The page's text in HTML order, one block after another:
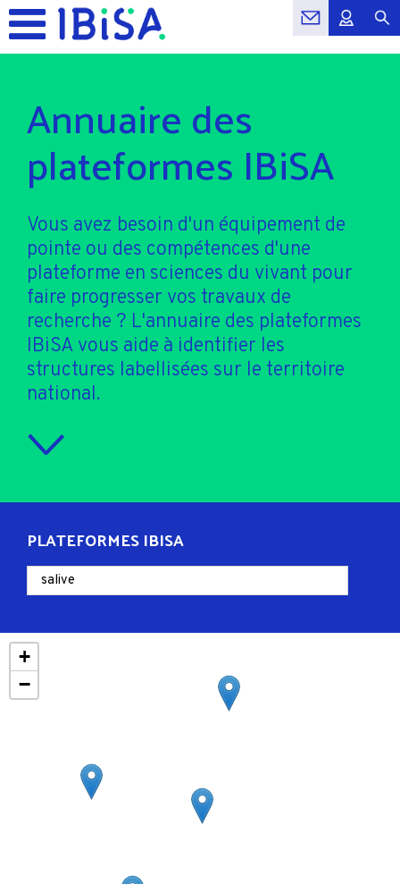
Annuaire des
plateformes IBiSA
Vous avez besoin d'un équipement de
pointe ou des compétences d'une
plateforme en sciences du vivant pour
faire progresser vos travaux de
recherche ? L'annuaire des plateformes
IBiSA vous aide à identifier les
structures labellisées sur le territoire
national.
PLATEFORMES IBISA
+
−